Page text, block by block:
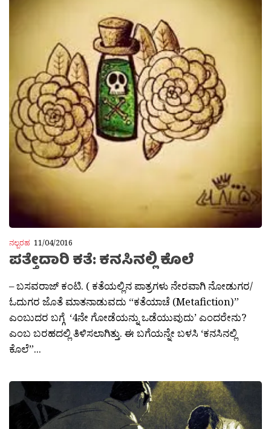
ನಲ್ಬರಹ 11/04/2016
ಪತ್ತೇದಾರಿ ಕತೆ: ಕನಸಿನಲ್ಲಿ ಕೊಲೆ
– ಬಸವರಾಜ್ ಕಂಟಿ. ( ಕತೆಯಲ್ಲಿನ ಪಾತ್ರಗಳು ನೇರವಾಗಿ ನೋಡುಗರ/
ಓದುಗರ ಜೊತೆ ಮಾತನಾಡುವದು “ಕತೆಯಾಚೆ (Metafiction)”
ಎಂಬುದರ ಬಗ್ಗೆ ‘4ನೇ ಗೋಡೆಯನ್ನು ಒಡೆಯುವುದು’ ಎಂದರೇನು?
ಎಂಬ ಬರಹದಲ್ಲಿ ತಿಳಿಸಲಾಗಿತ್ತು. ಈ ಬಗೆಯನ್ನೇ ಬಳಸಿ ‘ಕನಸಿನಲ್ಲಿ
ಕೊಲೆ”...